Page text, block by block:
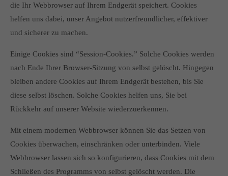
die Ihr Webbrowser auf Ihrem Endgerät speichert. Cookies
helfen uns dabei, unser Angebot nutzerfreundlicher, effektiver
und sicherer zu machen.
Einige Cookies sind “Session-Cookies.” Solche Cookies werden
nach Ende Ihrer Browser-Sitzung von selbst gelöscht. Hingegen
bleiben andere Cookies auf Ihrem Endgerät bestehen, bis Sie
diese selbst löschen. Solche Cookies helfen uns, Sie bei
Rückkehr auf unserer Website wiederzuerkennen.
Mit einem modernen Webbrowser können Sie das Setzen von
Cookies überwachen, einschränken oder unterbinden. Viele
Webbrowser lassen sich so konfigurieren, dass Cookies mit dem
Schließen des Programms von selbst gelöscht werden. Die